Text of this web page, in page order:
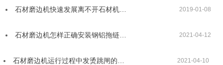
石材磨边机快速发展离不开石材机… 2019-01-08
石材磨边机怎样正确安装钢铝拖链… 2021-04-12
石材磨边机运行过程中发烫跳闸的… 2021-04-10